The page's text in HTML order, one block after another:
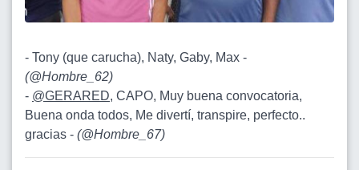
- Tony (que carucha), Naty, Gaby, Max -
(@Hombre_62)
- @GERARED, CAPO, Muy buena convocatoria,
Buena onda todos, Me divertí, transpire, perfecto..
gracias - (@Hombre_67)